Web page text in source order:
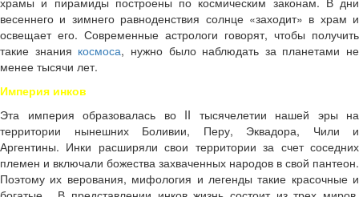
весеннего и зимнего равноденствия солнце «заходит» в храм и
освещает его. Современные астрологи говорят, чтобы получить
такие знания космоса, нужно было наблюдать за планетами не
менее тысячи лет.
Империя инков
Эта империя образовалась во II тысячелетии нашей эры на
территории нынешних Боливии, Перу, Эквадора, Чили и
Аргентины. Инки расширяли свои территории за счет соседних
племен и включали божества захваченных народов в свой пантеон.
Поэтому их верования, мифология и легенды такие красочные и